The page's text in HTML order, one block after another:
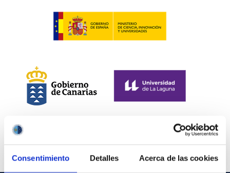
Consentimiento Detalles Acerca de las cookies